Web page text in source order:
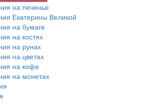
на печенье
Екатерины Великой
на бумаге
на костях
на рунах
на цветах
на кофе
на монетах